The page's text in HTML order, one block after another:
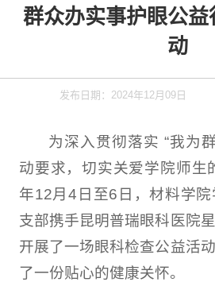
群众办实事护眼公
动
发布日期：2024年12月09日
为深入贯彻落实 “我为
动要求，切实关爱学院师生
年12月4日至6日，材料学
支部携手昆明普瑞眼科医院
开展了一场眼科检查公益活
了一份贴心的健康关怀。